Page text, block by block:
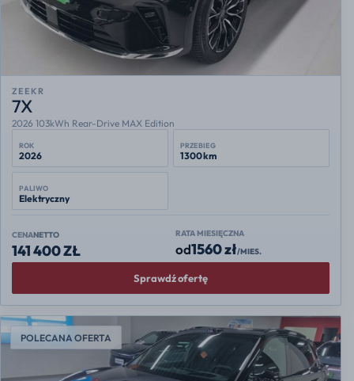
ZEEKR
7X
2026 103kWh Rear-Drive MAX Edition
ROK
2026
PRZEBIEG
1300 km
PALIWO
Elektryczny
CENANETTO
141 400 ZŁ
RATA MIESIĘCZNA
od1560 zł/MIES.
Sprawdź ofertę
POLECANA OFERTA